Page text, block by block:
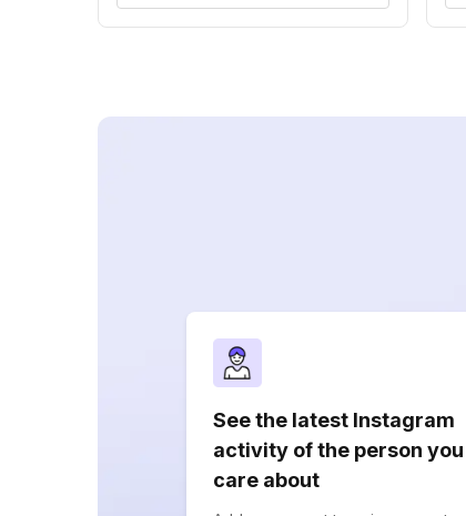
See the latest Instagram
activity of the person you
care about